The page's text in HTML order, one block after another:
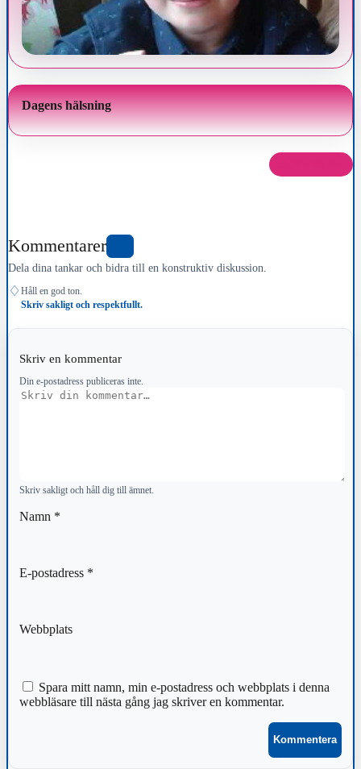
Dagens hälsning
Kommentarer
Dela dina tankar och bidra till en konstruktiv diskussion.
♢ Håll en god ton.
Skriv sakligt och respektfullt.
Skriv en kommentar
Din e-postadress publiceras inte.
Kommentar
Skriv sakligt och håll dig till ämnet.
Namn *
E-postadress *
Webbplats
Spara mitt namn, min e-postadress och webbplats i denna
webbläsare till nästa gång jag skriver en kommentar.